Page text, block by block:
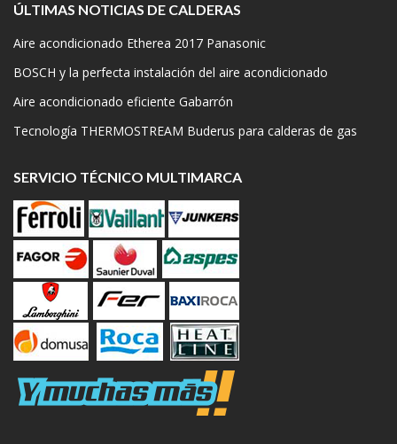
ÚLTIMAS NOTICIAS DE CALDERAS
Aire acondicionado Etherea 2017 Panasonic
BOSCH y la perfecta instalación del aire acondicionado
Aire acondicionado eficiente Gabarrón
Tecnología THERMOSTREAM Buderus para calderas de gas
SERVICIO TÉCNICO MULTIMARCA